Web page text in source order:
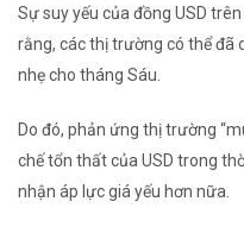
Sự suy yếu của đồng USD
rằng, các thị trường có thể đã
nhẹ cho tháng Sáu.
Do đó, phản ứng thị trường
chế tổn thất của USD trong
nhận áp lực giá yếu hơn nữa.